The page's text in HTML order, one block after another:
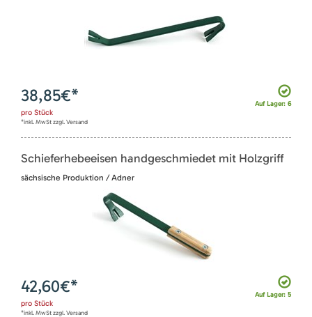
Auf Lager: 6
38,85€*
pro Stück
*inkl. MwSt zzgl. Versand
Schieferhebeeisen handgeschmiedet mit Holzgriff
sächsische Produktion / Adner
Auf Lager: 5
42,60€*
pro Stück
*inkl. MwSt zzgl. Versand